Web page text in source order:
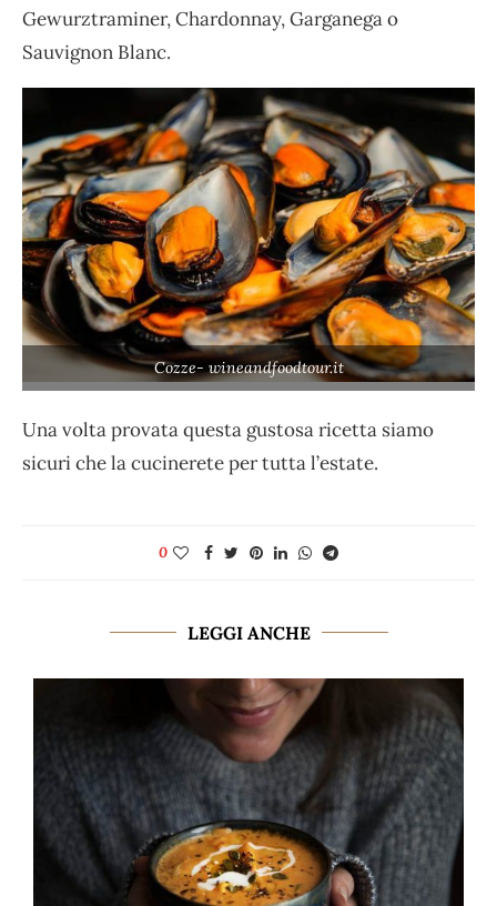
Gewurztraminer, Chardonnay, Garganega o
Sauvignon Blanc.
Cozze- wineandfoodtour.it
Una volta provata questa gustosa ricetta siamo
sicuri che la cucinerete per tutta l’estate.
0
LEGGI ANCHE